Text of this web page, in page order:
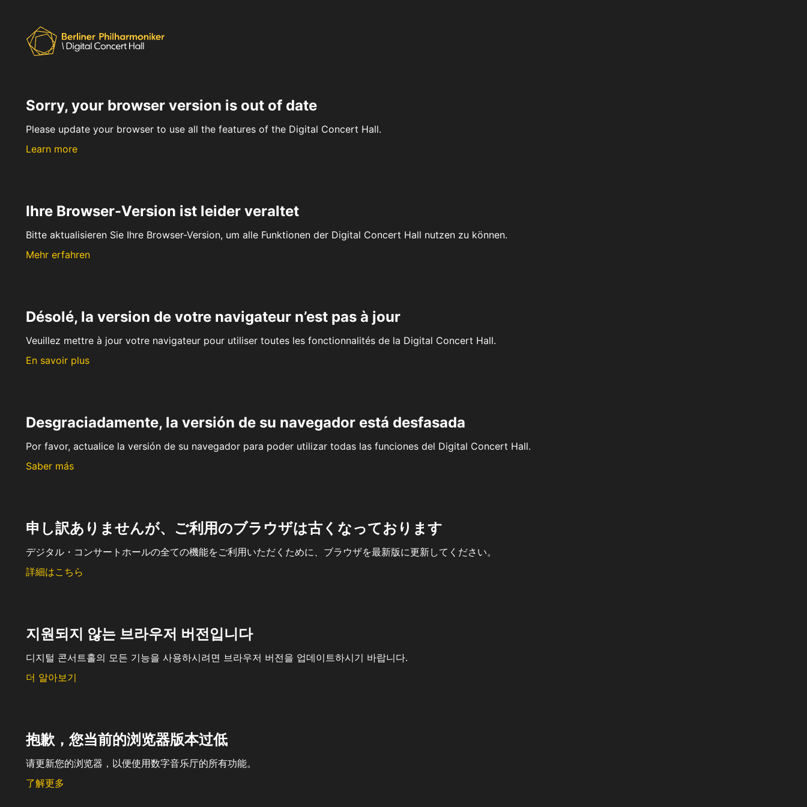
Sorry, your browser version is out of date
Please update your browser to use all the features of the Digital Concert Hall.
Learn more
Ihre Browser-Version ist leider veraltet
Bitte aktualisieren Sie Ihre Browser-Version, um alle Funktionen der Digital Concert Hall nutzen zu können.
Mehr erfahren
Désolé, la version de votre navigateur n’est pas à jour
Veuillez mettre à jour votre navigateur pour utiliser toutes les fonctionnalités de la Digital Concert Hall.
En savoir plus
Desgraciadamente, la versión de su navegador está desfasada
Por favor, actualice la versión de su navegador para poder utilizar todas las funciones del Digital Concert Hall.
Saber más
申し訳ありませんが、ご利用のブラウザは古くなっております
デジタル・コンサートホールの全ての機能をご利用いただくために、ブラウザを最新版に更新してください。
詳細はこちら
지원되지 않는 브라우저 버전입니다
디지털 콘서트홀의 모든 기능을 사용하시려면 브라우저 버전을 업데이트하시기 바랍니다.
더 알아보기
抱歉，您当前的浏览器版本过低
请更新您的浏览器，以便使用数字音乐厅的所有功能。
了解更多